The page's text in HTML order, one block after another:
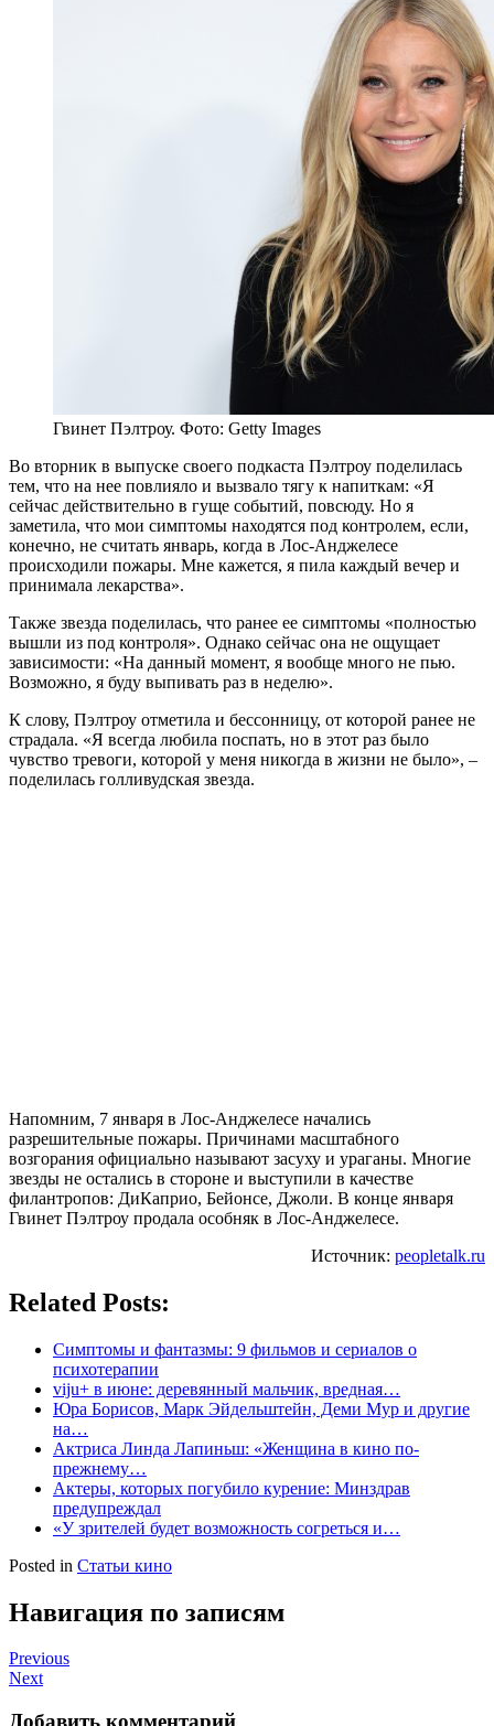
Гвинет Пэлтроу. Фото: Getty Images
Во вторник в выпуске своего подкаста Пэлтроу поделилась
тем, что на нее повлияло и вызвало тягу к напиткам: «Я
сейчас действительно в гуще событий, повсюду. Но я
заметила, что мои симптомы находятся под контролем, если,
конечно, не считать январь, когда в Лос-Анджелесе
происходили пожары. Мне кажется, я пила каждый вечер и
принимала лекарства».
Также звезда поделилась, что ранее ее симптомы «полностью
вышли из под контроля». Однако сейчас она не ощущает
зависимости: «На данный момент, я вообще много не пью.
Возможно, я буду выпивать раз в неделю».
К слову, Пэлтроу отметила и бессонницу, от которой ранее не
страдала. «Я всегда любила поспать, но в этот раз было
чувство тревоги, которой у меня никогда в жизни не было», –
поделилась голливудская звезда.
Напомним, 7 января в Лос-Анджелесе начались
разрешительные пожары. Причинами масштабного
возгорания официально называют засуху и ураганы. Многие
звезды не остались в стороне и выступили в качестве
филантропов: ДиКаприо, Бейонсе, Джоли. В конце января
Гвинет Пэлтроу продала особняк в Лос-Анджелесе.
Источник: peopletalk.ru
Related Posts:
Симптомы и фантазмы: 9 фильмов и сериалов о
психотерапии
viju+ в июне: деревянный мальчик, вредная…
Юра Борисов, Марк Эйдельштейн, Деми Мур и другие
на…
Актриса Линда Лапиньш: «Женщина в кино по-
прежнему…
Актеры, которых погубило курение: Минздрав
предупреждал
«У зрителей будет возможность согреться и…
Posted in Статьи кино
Навигация по записям
Previous
Next
Добавить комментарий